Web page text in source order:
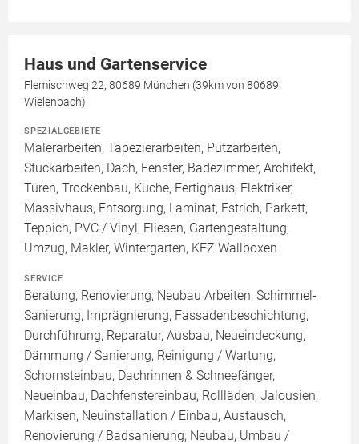
Haus und Gartenservice
Flemischweg 22, 80689 München (39km von 80689
Wielenbach)
SPEZIALGEBIETE
Malerarbeiten, Tapezierarbeiten, Putzarbeiten,
Stuckarbeiten, Dach, Fenster, Badezimmer, Architekt,
Türen, Trockenbau, Küche, Fertighaus, Elektriker,
Massivhaus, Entsorgung, Laminat, Estrich, Parkett,
Teppich, PVC / Vinyl, Fliesen, Gartengestaltung,
Umzug, Makler, Wintergarten, KFZ Wallboxen
SERVICE
Beratung, Renovierung, Neubau Arbeiten, Schimmel-
Sanierung, Imprägnierung, Fassadenbeschichtung,
Durchführung, Reparatur, Ausbau, Neueindeckung,
Dämmung / Sanierung, Reinigung / Wartung,
Schornsteinbau, Dachrinnen & Schneefänger,
Neueinbau, Dachfenstereinbau, Rollläden, Jalousien,
Markisen, Neuinstallation / Einbau, Austausch,
Renovierung / Badsanierung, Neubau, Umbau /